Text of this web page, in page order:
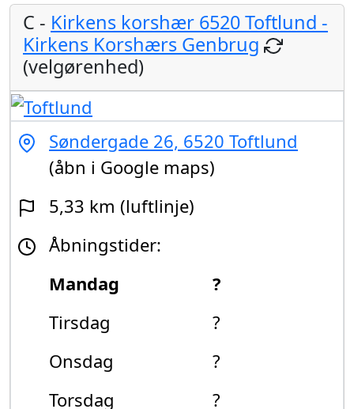
C - Kirkens korshær 6520 Toftlund -
Kirkens Korshærs Genbrug
(velgørenhed)
Søndergade 26, 6520 Toftlund
(åbn i Google maps)
5,33 km (luftlinje)
Åbningstider:
Mandag
?
Tirsdag
?
Onsdag
?
Torsdag
?